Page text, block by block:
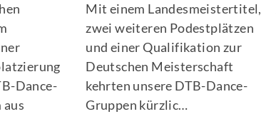
Dance-
Mit einem Landesmeistertitel,
zwei weiteren Podestplätzen
und einer Qualifikation zur
Deutschen Meisterschaft
kehrten unsere DTB-Dance-
Gruppen kürzlic…